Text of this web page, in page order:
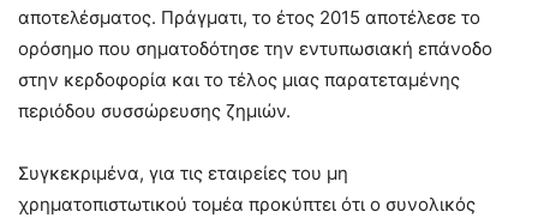
αποτελέσματος. Πράγματι, το έτος 2015 αποτέλεσε το
ορόσημο που σηματοδότησε την εντυπωσιακή επάνοδο
στην κερδοφορία και το τέλος μιας παρατεταμένης
περιόδου συσσώρευσης ζημιών.
Συγκεκριμένα, για τις εταιρείες του μη
χρηματοπιστωτικού τομέα προκύπτει ότι ο συνολικός